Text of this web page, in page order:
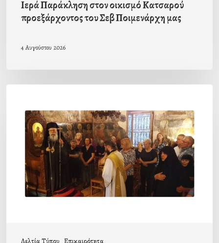
Ιερά Παράκληση στον οικισμό Κατσαρού
προεξάρχοντος του Σεβ Ποιμενάρχη μας
4 Αυγούστου 2026
πρώτη
Παράκληση
Υπεραγία
Θεοτόκο